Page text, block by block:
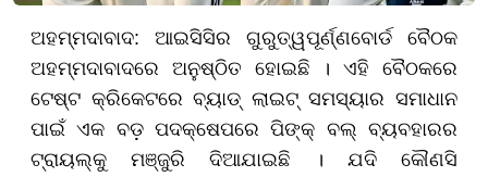
ଅହମ୍ମଦାବାଦ: ଆଇସିସିର ଗୁରୁତ୍ୱପୂର୍ଣ୍ଣବୋର୍ଡ ବୈଠକ
ଅହମ୍ମଦାବାଦରେ ଅନୁଷ୍ଠିତ ହୋଇଛି । ଏହି ବୈଠକରେ
ଟେଷ୍ଟ କ୍ରିକେଟରେ ବ୍ୟାଡ୍ ଲାଇଟ୍ ସମସ୍ୟାର ସମାଧାନ
ପାଇଁ ଏକ ବଡ଼ ପଦକ୍ଷେପରେ ପିଙ୍କ୍ ବଲ୍ ବ୍ୟବହାରର
ଟ୍ରାୟଲ୍‌କୁ ମଞ୍ଜୁରି ଦିଆଯାଇଛି । ଯଦି କୌଣସି